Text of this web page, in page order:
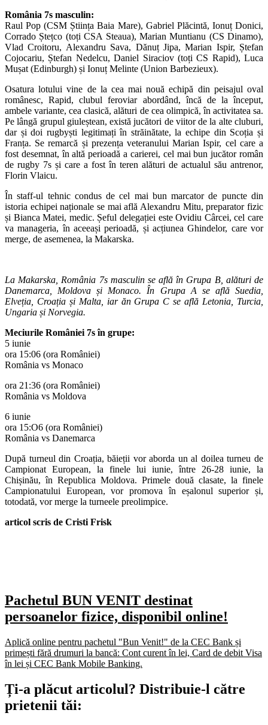
România 7s masculin:
Raul Pop (CSM Știința Baia Mare), Gabriel Plăcintă, Ionuț Donici,
Corrado Ștețco (toți CSA Steaua), Marian Muntianu (CS Dinamo),
Vlad Croitoru, Alexandru Sava, Dănuț Jipa, Marian Ispir, Ștefan
Cojocariu, Ștefan Nedelcu, Daniel Siraciov (toți CS Rapid), Luca
Mușat (Edinburgh) și Ionuț Melinte (Union Barbezieux).
Osatura lotului vine de la cea mai nouă echipă din peisajul oval
românesc, Rapid, clubul feroviar abordând, încă de la început,
ambele variante, cea clasică, alături de cea olimpică, în activitatea sa.
Pe lângă grupul giuleștean, există jucători de viitor de la alte cluburi,
dar și doi rugbyști legitimați în străinătate, la echipe din Scoția și
Franța. Se remarcă și prezența veteranului Marian Ispir, cel care a
fost desemnat, în altă perioadă a carierei, cel mai bun jucător român
de rugby 7s și care a fost în teren alături de actualul său antrenor,
Florin Vlaicu.
În staff-ul tehnic condus de cel mai bun marcator de puncte din
istoria echipei naționale se mai află Alexandru Mitu, preparator fizic
și Bianca Matei, medic. Șeful delegației este Ovidiu Cârcei, cel care
va manageria, în aceeași perioadă, și acțiunea Ghindelor, care vor
merge, de asemenea, la Makarska.
La Makarska, România 7s masculin se află în Grupa B, alături de
Danemarca, Moldova și Monaco. În Grupa A se află Suedia,
Elveția, Croația și Malta, iar ăn Grupa C se află Letonia, Turcia,
Ungaria și Norvegia.
Meciurile României 7s în grupe:
5 iunie
ora 15:06 (ora României)
România vs Monaco
ora 21:36 (ora României)
România vs Moldova
6 iunie
ora 15:O6 (ora României)
România vs Danemarca
După turneul din Croația, băieții vor aborda un al doilea turneu de
Campionat European, la finele lui iunie, între 26-28 iunie, la
Chișinău, în Republica Moldova. Primele două clasate, la finele
Campionatului European, vor promova în eșalonul superior și,
totodată, vor merge la turneele preolimpice.
articol scris de Cristi Frisk
Pachetul BUN VENIT destinat
persoanelor fizice, disponibil online!
Aplică online pentru pachetul "Bun Venit!" de la CEC Bank și
primești fără drumuri la bancă: Cont curent în lei, Card de debit Visa
în lei și CEC Bank Mobile Banking.​
Ți-a plăcut articolul? Distribuie-l către
prietenii tăi: